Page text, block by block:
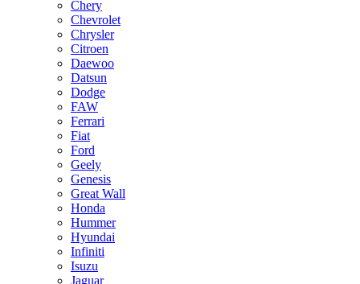
Chery
Chevrolet
Chrysler
Citroen
Daewoo
Datsun
Dodge
FAW
Ferrari
Fiat
Ford
Geely
Genesis
Great Wall
Honda
Hummer
Hyundai
Infiniti
Isuzu
Jaguar